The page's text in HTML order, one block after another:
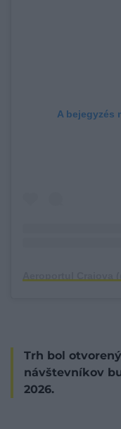
A bejegyzés
Trh bol
návštevníkov
2026.